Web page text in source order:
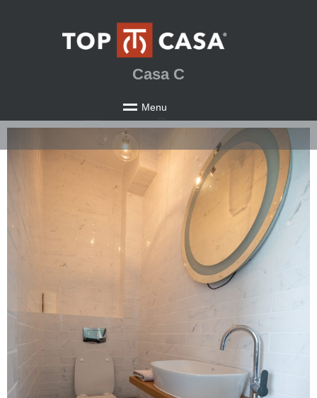
Menu
Proiecte
Casa C